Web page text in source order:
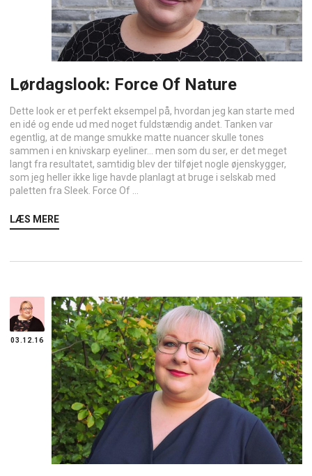
Lørdagslook: Force Of Nature
Dette look er et perfekt eksempel på, hvordan jeg kan starte med
en idé og ende ud med noget fuldstændig andet. Tanken var
egentlig, at de mange smukke matte nuancer skulle tones
sammen i en knivskarp eyeliner… men som du ser, er det meget
langt fra resultatet, samtidig blev der tilføjet nogle øjenskygger,
som jeg heller ikke lige havde planlagt at bruge i selskab med
paletten fra Sleek. Force Of ...
LÆS MERE
03.12.16